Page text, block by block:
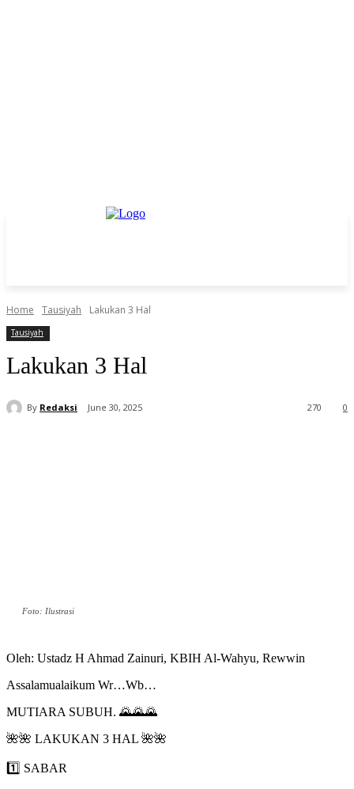
Home Tausiyah Lakukan 3 Hal
Tausiyah
Lakukan 3 Hal
By Redaksi June 30, 2025 0
270
Foto: Ilustrasi
Oleh: Ustadz H Ahmad Zainuri, KBIH Al-Wahyu, Rewwin
Assalamualaikum Wr…Wb…
MUTIARA SUBUH. 🌄🌄🌄
🌺🌺 LAKUKAN 3 HAL 🌺🌺
1️⃣ SABAR